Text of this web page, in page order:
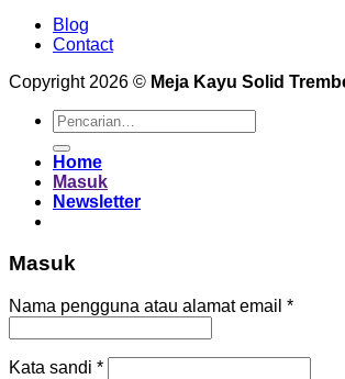
Blog
Contact
Copyright 2026 © Meja Kayu Solid
Pencarian
untuk:
Home
Masuk
Newsletter
Masuk
Nama pengguna atau alamat email *Wajib
Kata sandi *Wajib